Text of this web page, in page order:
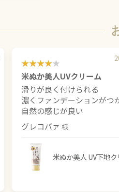
米ぬか美人UVクリーム
滑りが良く付けられる
濃くファンデーションがつ
自然の感じが良い
グレコバァ
米ぬか美人 UV下地